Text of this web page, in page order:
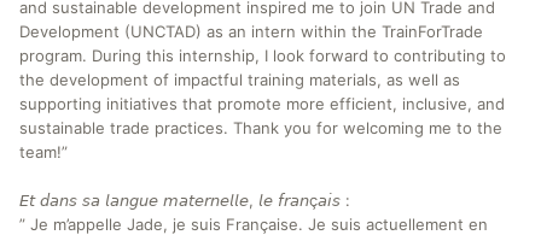
and sustainable development inspired me to join UN Trade and
Development (UNCTAD) as an intern within the TrainForTrade
program. During this internship, I look forward to contributing to
the development of impactful training materials, as well as
supporting initiatives that promote more efficient, inclusive, and
sustainable trade practices. Thank you for welcoming me to the
team!”
𝘌𝘵 𝘥𝘢𝘯𝘴 𝘴𝘢 𝘭𝘢𝘯𝘨𝘶𝘦 𝘮𝘢𝘵𝘦𝘳𝘯𝘦𝘭𝘭𝘦, 𝘭𝘦 𝘧𝘳𝘢𝘯ç𝘢𝘪𝘴 :
” Je m’appelle Jade, je suis Française. Je suis actuellement en